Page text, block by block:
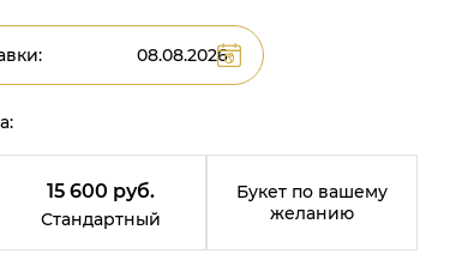
15 600 руб.
Стандартный
Букет по вашему
желанию